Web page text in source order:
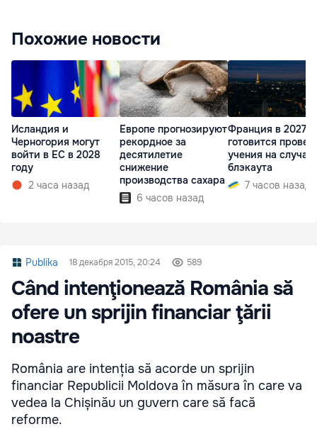
Похожие новости
Исландия и
Черногория могут
войти в ЕС в 2028
году
2 часа назад
Европе прогнозируют
рекордное за
десятилетие
снижение
производства сахара
6 часов назад
Франция в 2027
готовится
учения на случай
блэкаута
7 часов назад
Publika 18 декабря 2015, 20:24 589
Când intenţionează România să
ofere un sprijin financiar ţării
noastre
România are intenția să acorde un sprijin
financiar Republicii Moldova în măsura în care va
vedea la Chișinău un guvern care să facă
reforme.